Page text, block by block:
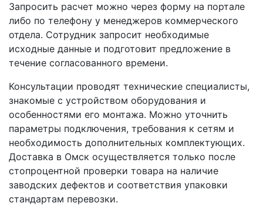
Запросить расчет можно через форму на портале
либо по телефону у менеджеров коммерческого
отдела. Сотрудник запросит необходимые
исходные данные и подготовит предложение в
течение согласованного времени.
Консультации проводят технические специалисты,
знакомые с устройством оборудования и
особенностями его монтажа. Можно уточнить
параметры подключения, требования к сетям и
необходимость дополнительных комплектующих.
Доставка в Омск осуществляется только после
стопроцентной проверки товара на наличие
заводских дефектов и соответствия упаковки
стандартам перевозки.